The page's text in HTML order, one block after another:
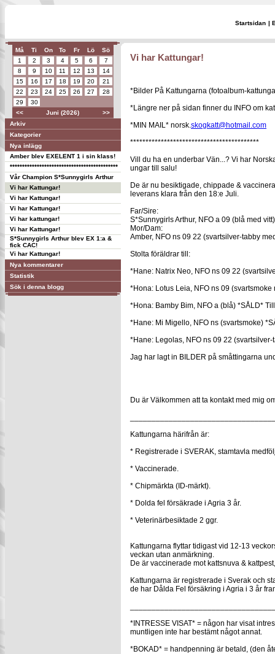
Startsidan |
Må Ti On To Fr Lö
Sö
1
2 3 4 5 6
7
8
9 10 11 12 13
14
15
16 17 18 19 20
21
22
23 24 25 26 27
28
29
30
<<
Juni (2026)
>>
Arkiv
Kategorier
Nya inlägg
Amber blev EXELENT 1 i sin klass!
********************************************
Vår Champion S*Sunnygirls Arthur
Vi har Kattungar!
Vi har Kattungar!
Vi har Kattungar!
Vi har kattungar!
Vi har Kattungar!
S*Sunnygirls Arthur blev EX 1:a &
fick CAC!
Vi har Kattungar!
Nya kommentarer
Statistik
Sök i denna blogg
Vi har Kattungar!
*Bilder På Kattungarna (fotoalbum-
*Längre ner på sidan finner du INFO om
*MIN MAIL* norsk.skogkatt@hotmail.com
******************************************
Vill du ha en underbar Vän...? Vi har
ungar till salu!
De är nu besiktigade, chippade &
leverans klara från den 18:e Juli.
Far/Sire:
S*Sunnygirls Arthur, NFO a 09 (blå med vitt)
Mor/Dam:
Amber, NFO ns 09 22 (svartsilver-tabby
Stolta föräldrar till:
*Hane: Natrix Neo, NFO ns 09 22
*Hona: Lotus Leia, NFO ns 09 (svartsmoke
*Hona: Bamby Bim, NFO a (blå) *SÅLD*
*Hane: Mi Migello, NFO ns (svartsmoke)
*Hane: Legolas, NFO ns 09 22
Jag har lagt in BILDER på småttingarna
Du är Välkommen att ta kontakt med mig
Kattungarna härifrån är:
* Registrerade i SVERAK, stamtavla
* Vaccinerade.
* Chipmärkta (ID-märkt).
* Dolda fel försäkrade i Agria 3 år.
* Veterinärbesiktade 2 ggr.
Kattungarna flyttar tidigast vid 12-13
veckan utan anmärkning.
De är vaccinerade mot kattsnuva &
Kattungarna är registrerade i Sverak och
de har Dålda Fel försäkring i Agria i 3 år
*INTRESSE VISAT* = någon har visat
muntligen inte har bestämt något annat.
*BOKAD* = handpenning är betald, (den